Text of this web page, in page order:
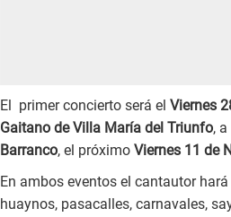
El primer concierto será el Viernes
Gaitano de Villa María del Triunfo,
Barranco, el próximo Viernes 11 de
En ambos eventos el cantautor
huaynos, pasacalles, carnavales,